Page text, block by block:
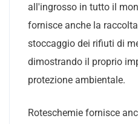
all'ingrosso in tutto il
fornisce anche la
stoccaggio dei rifiuti di
dimostrando il proprio
protezione ambientale.
Roteschemie fornisce